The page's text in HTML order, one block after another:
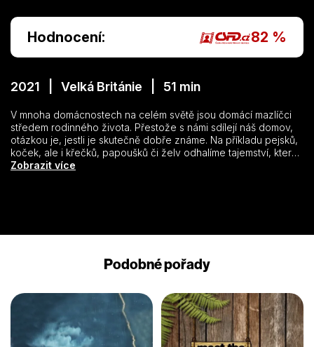
Hodnocení: 82 %
2021 | Velká Británie | 51 min
V mnoha domácnostech na celém světě jsou domácí mazlíčci
středem rodinného života. Přestože s námi sdílejí náš domov,
otázkou je, jestli je skutečně dobře známe. Na příkladu pejsků,
koček, ale i křečků, papoušků či želv odhalíme tajemství, která
až dosud zůstávala skryta – jejich dokonalé smysly,
Zobrazit více
Podobné pořady